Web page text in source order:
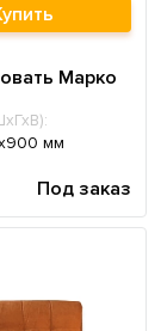
Марко
мм
Под заказ